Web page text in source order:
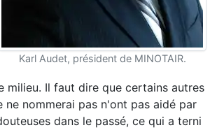
Karl Audet, président de MINOTAIR.
milieu. Il faut dire que certains autres
ne nommerai pas n'ont pas aidé par
dans le passé, ce qui a terni